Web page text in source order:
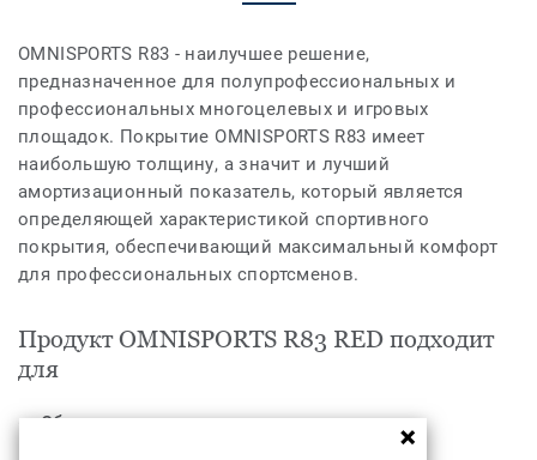
OMNISPORTS R83 - наилучшее решение,
предназначенное для полупрофессиональных и
профессиональных многоцелевых и игровых
площадок. Покрытие OMNISPORTS R83 имеет
наибольшую толщину, а значит и лучший
амортизационный показатель, который является
определяющей характеристикой спортивного
покрытия, обеспечивающий максимальный комфорт
для профессиональных спортсменов.
Продукт OMNISPORTS R83 RED подходит
для
Образование